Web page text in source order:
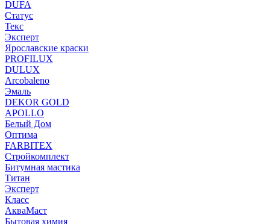
DUFA
Статус
Текс
Эксперт
Ярославские краски
PROFILUX
DULUX
Arcobaleno
Эмаль
DEKOR GOLD
APOLLO
Белый Дом
Оптима
FARBITEX
Стройкомплект
Битумная мастика
Титан
Эксперт
Класс
АкваМаст
Бытовая химия